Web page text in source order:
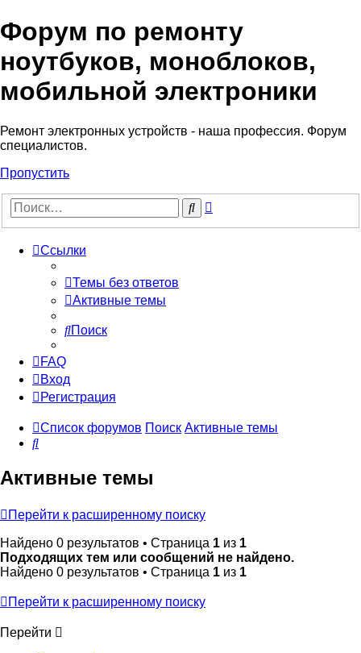
Регистрация
Форум по ремонту
ноутбуков, моноблоков,
мобильной электроники
Ремонт электронных устройств - наша профессия. Форум
специалистов.
Пропустить
Поиск
Ссылки
Темы без ответов
Активные темы
Поиск
FAQ
Вход
Регистрация
Список форумов Поиск Активные темы
Поиск
Активные темы
Перейти к расширенному поиску
Найдено 0 результатов • Страница 1 из 1
Подходящих тем или сообщений не найдено.
Найдено 0 результатов • Страница 1 из 1
Перейти к расширенному поиску
Перейти